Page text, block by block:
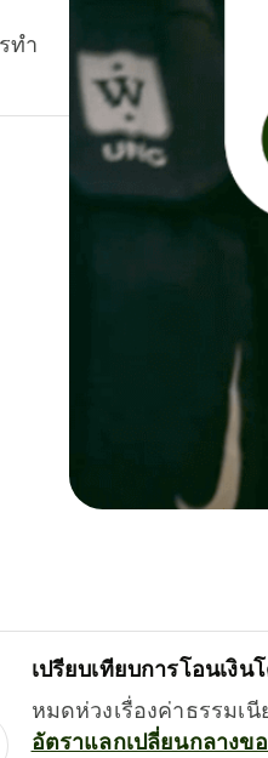
ทำ
เปรียบเทียบการโอนเงิ
หมดห่วงเรื่องค่าธรรมเ
อัตราแลกเปลี่ยนกลางข